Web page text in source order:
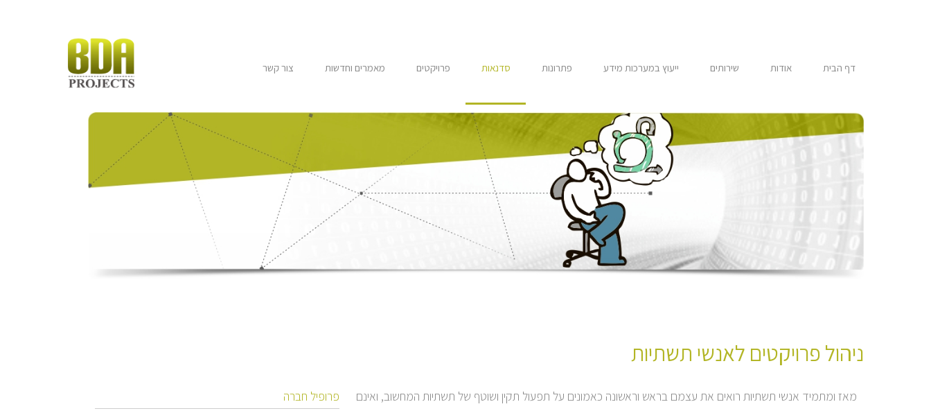
דף הבית אודות שירותים ייעוץ במערכות מידע פתרונות סדנאות פרויקטים מאמרים וחדשות צור קשר
ניהול פרויקטים לאנשי תשתיות
מאז ומתמיד אנשי תשתיות רואים את עצמם בראש וראשונה כאמונים על תפעול תקין ושוטף של תשתיות המחשוב, ואינם
פרופיל חברה